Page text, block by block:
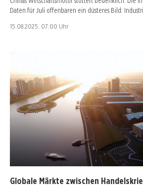
Daten für Juli offenbaren ein düsteres Bild:
15.08.2025, 07:00 Uhr
Globale Märkte zwischen